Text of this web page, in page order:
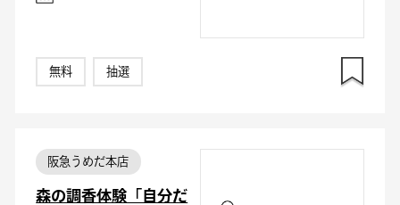
無料 抽選
阪急うめだ本店
森の調香体験「自分だ